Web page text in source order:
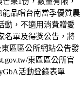
品嚐台南當季優質農
動，不適用消費贈愛
名單及得獎公告，將
區區公所網站公告發
東區區公所官
活動登錄表單